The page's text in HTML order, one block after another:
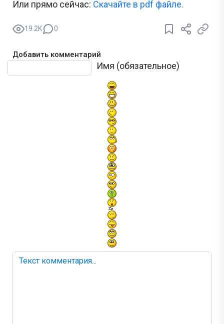
Или прямо сейчас: Скачайте в pdf файле.
19.2K 0
Добавить комментарий
Имя (обязательное)